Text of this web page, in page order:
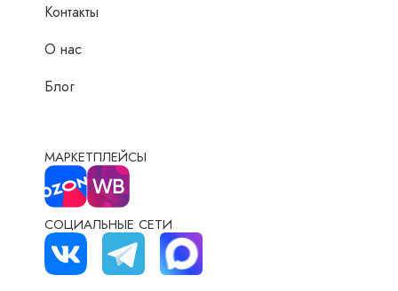
Контакты
О нас
Блог
МАРКЕТПЛЕЙСЫ
СОЦИАЛЬНЫЕ СЕТИ